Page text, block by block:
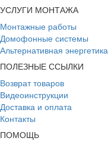
УСЛУГИ МОНТАЖА
Монтажные работы
Домофонные системы
Альтернативная энергетика
ПОЛЕЗНЫЕ ССЫЛКИ
Возврат товаров
Видеоинструкции
Доставка и оплата
Контакты
ПОМОЩЬ